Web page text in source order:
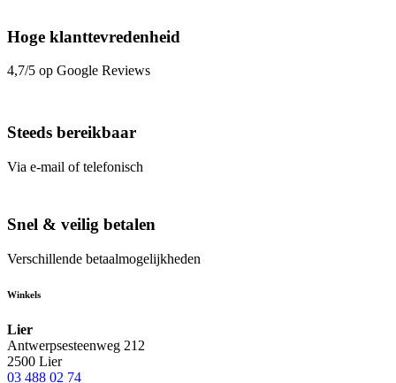
Hoge klanttevredenheid
4,7/5 op Google Reviews
Steeds bereikbaar
Via e-mail of telefonisch
Snel & veilig betalen
Verschillende betaalmogelijkheden
Winkels
Lier
Antwerpsesteenweg 212
2500 Lier
03 488 02 74